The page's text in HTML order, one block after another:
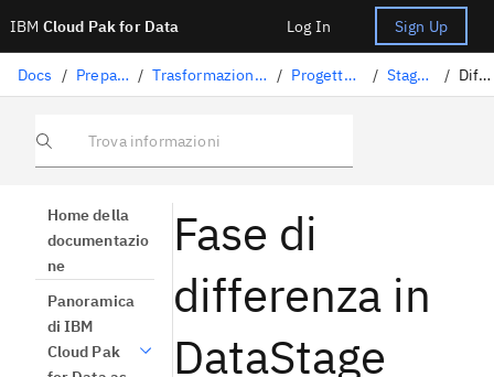
IBM Cloud Pak for Data Log In Sign Up
Docs / Preparazione dati / Trasformazione dei dati con DataStage / Progettazione dei flussi / Stage DataStage / Differenza
Trova informazioni
Home della
documentazio
ne
Panoramica
di IBM
Cloud Pak
Fase di
differenza in
DataStage